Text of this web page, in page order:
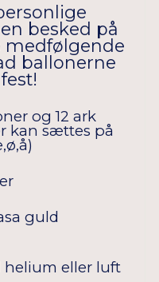
besked på
medfølgende
ballonerne
og 12 ark
kan sættes på
guld
helium eller luft